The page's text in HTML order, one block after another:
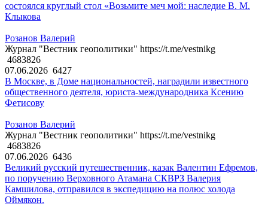
состоялся круглый стол «Возьмите меч мой: наследие В. М.
Клыкова
Розанов Валерий
Журнал "Вестник геополитики" https://t.me/vestnikg
4683826
07.06.2026 6427
В Москве, в Доме национальностей, наградили известного
общественного деятеля, юриста-международника Ксению
Фетисову
Розанов Валерий
Журнал "Вестник геополитики" https://t.me/vestnikg
4683826
07.06.2026 6436
Великий русский путешественник, казак Валентин Ефремов,
по поручению Верховного Атамана СКВРЗ Валерия
Камшилова, отправился в экспедицию на полюс холода
Оймякон.